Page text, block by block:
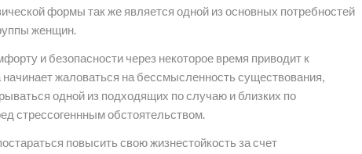
формы так же является одной из основных потребностей
женщин.
и безопасности через некоторое время приводит к
жаловаться на бессмысленность существования,
одной из подходящих по случаю и близких по
стрессогеннным обстоятельством.
повысить свою жизнестойкость за счет